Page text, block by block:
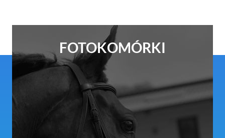
FOTOKOMÓRKI